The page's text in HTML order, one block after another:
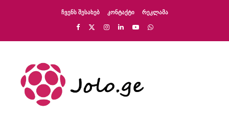
ᲩᲕᲔᲜᲡ ᲨᲔᲡᲐᲮᲔᲑ ᲙᲝᲜᲢᲐᲥᲢᲘ ᲠᲔᲙᲚᲐᲛᲐ